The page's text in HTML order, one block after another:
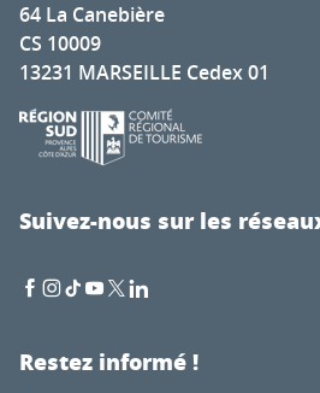
64 La Canebière
CS 10009
13231 MARSEILLE Cedex 01
Suivez-nous sur les
Restez informé !